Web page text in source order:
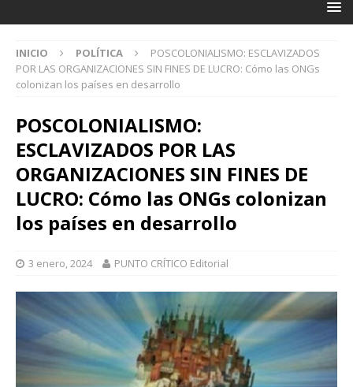
INICIO POLÍTICA
POSCOLONIALISMO: ESCLAVIZADOS
POR LAS ORGANIZACIONES SIN FINES DE LUCRO: Cómo las ONGs
colonizan los países en desarrollo
POSCOLONIALISMO:
ESCLAVIZADOS POR LAS
ORGANIZACIONES SIN FINES DE
LUCRO: Cómo las ONGs colonizan
los países en desarrollo
3 enero, 2024 PUNTO CRÍTICO Editorial